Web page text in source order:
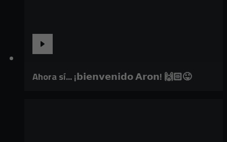
Ahora sí... ¡𝗯𝗶𝗲𝗻𝘃𝗲𝗻𝗶𝗱𝗼 𝗔𝗿𝗼𝗻! 🙌🏻😜